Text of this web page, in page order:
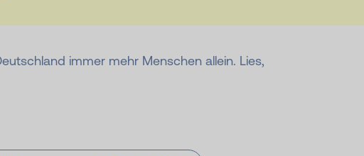
immer mehr Menschen allein. Lies,